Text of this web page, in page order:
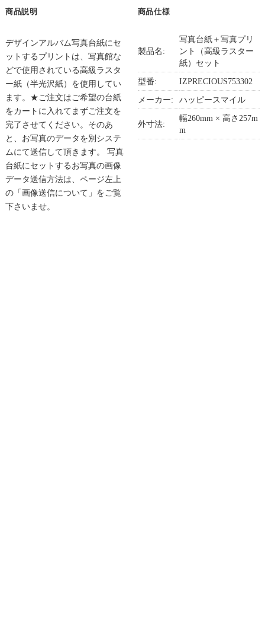
商品説明
デザインアルバム写真台紙にセ
ットするプリントは、写真館な
どで使用されている高級ラスタ
ー紙（半光沢紙）を使用してい
ます。★ご注文はご希望の台紙
をカートに入れてまずご注文を
完了させてください。そのあ
と、お写真のデータを別システ
ムにて送信して頂きます。 写真
台紙にセットするお写真の画像
データ送信方法は、ページ左上
の「画像送信について」をご覧
下さいませ。
商品仕様
製品名:
写真台紙＋写真プリ
ント（高級ラスター
紙）セット
型番:
IZPRECIOUS753302
メーカー:
ハッピースマイル
外寸法:
幅260mm × 高さ257m
m